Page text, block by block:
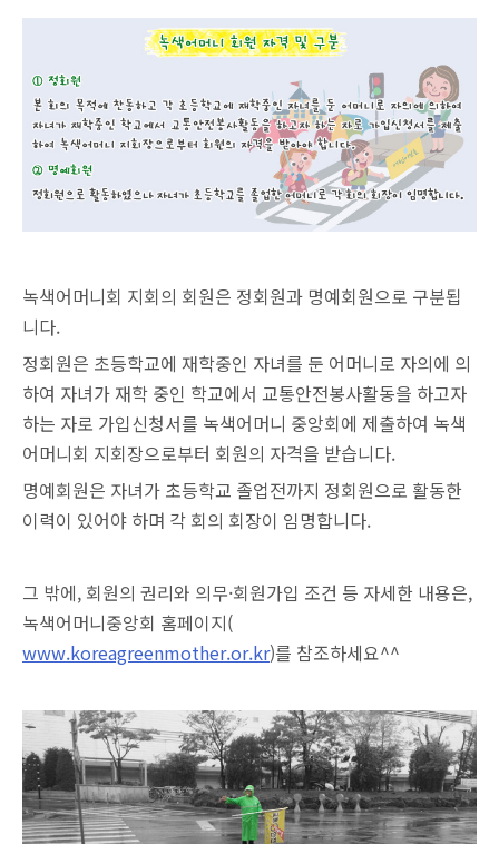
녹색어머니회 지회의 회원은 정회원과 명예회원으로 구분됩
니다.
정회원은 초등학교에 재학중인 자녀를 둔 어머니로 자의에 의
하여 자녀가 재학 중인 학교에서 교통안전봉사활동을 하고자
하는 자로 가입신청서를 녹색어머니 중앙회에 제출하여 녹색
어머니회 지회장으로부터 회원의 자격을 받습니다.
명예회원은 자녀가 초등학교 졸업전까지 정회원으로 활동한
이력이 있어야 하며 각 회의 회장이 임명합니다.
그 밖에, 회원의 권리와 의무·회원가입 조건 등 자세한 내용은,
녹색어머니중앙회 홈페이지(
www.koreagreenmother.or.kr)를 참조하세요^^